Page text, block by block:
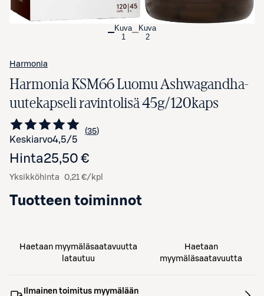
Kuva
1
Kuva
2
Harmonia
Harmonia KSM66 Luomu Ashwagandha-
uutekapseli ravintolisä 45g/120kaps
Keskiarvo4,5/5 Siirry arvioihin
35
kappaletta
Hinta25,50 €
Yksikköhinta 0,21 €/kpl
Tuotteen toiminnot
Haetaan myymäläsaatavuutta
latautuu
Haetaan
myymäläsaatavuutta
Ilmainen toimitus myymälään